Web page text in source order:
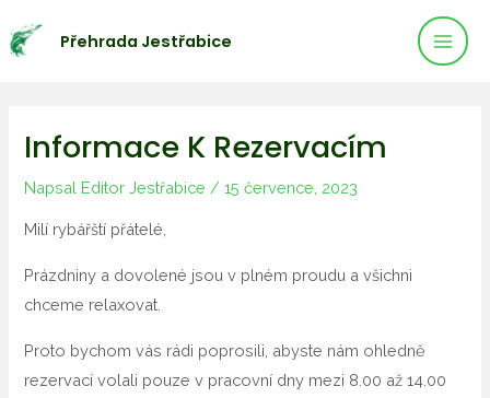
na
Přehrada Jestřabice
Informace K Rezervacím
Napsal Editor Jestřabice /15 července, 2023
Milí rybářští přátelé,
Prázdniny a dovolené jsou v plném proudu a všichni
chceme relaxovat.
Proto bychom vás rádi poprosili, abyste nám ohledně
rezervací volali pouze v pracovní dny mezi 8.00 až 14.00